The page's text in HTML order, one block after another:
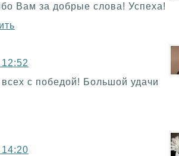
Вам за добрые слова! Успеха!
с победой! Большой удачи